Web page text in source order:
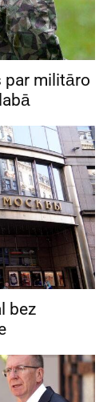
par militāro
bez